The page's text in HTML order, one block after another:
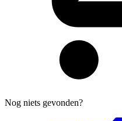
Nog niets gevonden?